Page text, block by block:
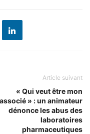
Article suivant
« Qui veut être mon
associé » : un animateur
dénonce les abus des
laboratoires
pharmaceutiques